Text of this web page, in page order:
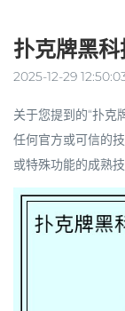
扑克牌黑
2025-12-29
关于您提到的“扑克
任何官方或可信的
或特殊功能的成熟